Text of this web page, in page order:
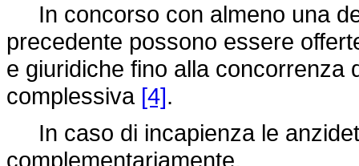
In concorso con almeno una
precedente possono essere
e giuridiche fino alla concorrenza
complessiva [4].
In caso di incapienza le
complementariamente.